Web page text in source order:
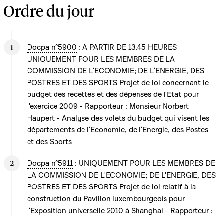
Ordre du jour
Docpa n°5900 : A PARTIR DE 13.45 HEURES
UNIQUEMENT POUR LES MEMBRES DE LA
COMMISSION DE L'ECONOMIE; DE L'ENERGIE, DES
POSTRES ET DES SPORTS Projet de loi concernant le
budget des recettes et des dépenses de l'Etat pour
l'exercice 2009 - Rapporteur : Monsieur Norbert
Haupert - Analyse des volets du budget qui visent les
départements de l'Economie, de l'Energie, des Postes
et des Sports
Docpa n°5911 : UNIQUEMENT POUR LES MEMBRES DE
LA COMMISSION DE L'ECONOMIE; DE L'ENERGIE, DES
POSTRES ET DES SPORTS Projet de loi relatif à la
construction du Pavillon luxembourgeois pour
l'Exposition universelle 2010 à Shanghai - Rapporteur :